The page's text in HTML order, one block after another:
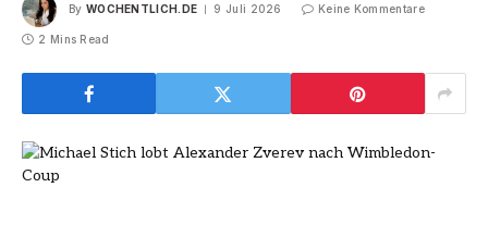
By WOCHENTLICH.DE 9 Juli 2026 Keine Kommentare
2 Mins Read